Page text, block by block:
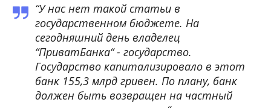
“У нас нет такой статьи в
государственном бюджете. На
сегодняшний день владелец
“ПриватБанка“ - государство.
Государство капитализировало в этот
банк 155,3 млрд гривен. По плану, банк
должен быть возвращен на частный